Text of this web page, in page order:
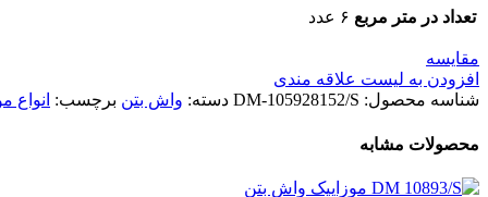
تعداد در متر مربع ۶ عدد
مقایسه
افزودن به لیست علاقه مندی
شناسه محصول: DM-105928152/S دسته: واش بتن برچسب: انواع
محصولات مشابه